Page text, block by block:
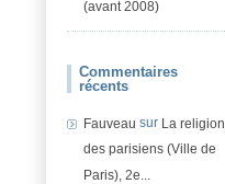
(avant 2008)
Commentaires
récents
Fauveau sur La religion
des parisiens (Ville de
Paris), 2e...